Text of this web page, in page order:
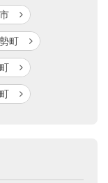
町